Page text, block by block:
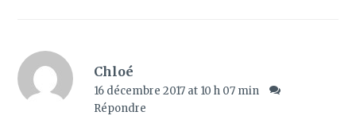
Chloé
16 décembre 2017 at 10 h 07 min
Répondre